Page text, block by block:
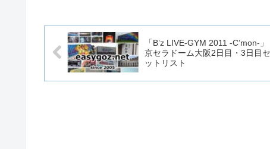
「B’z LIVE-GYM 2011 -C’mon-」
京セラドーム大阪2日目・3日目セ
ットリスト